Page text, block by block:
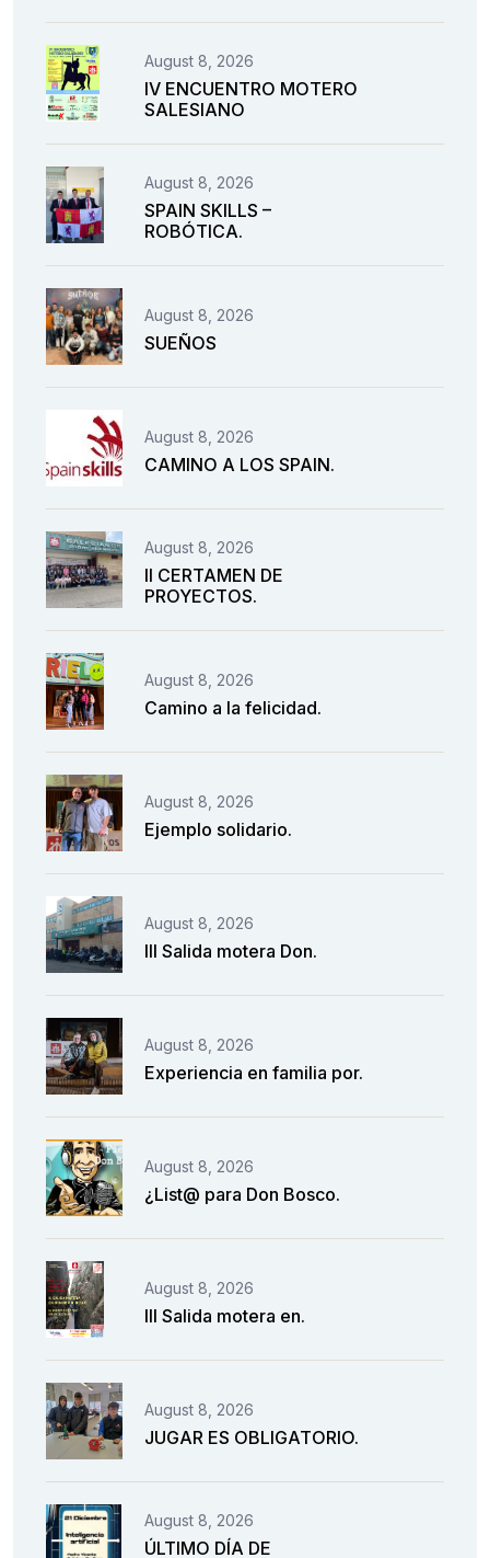
August 8, 2026
IV ENCUENTRO MOTERO
SALESIANO
August 8, 2026
SPAIN SKILLS –
ROBÓTICA.
August 8, 2026
SUEÑOS
August 8, 2026
CAMINO A LOS SPAIN.
August 8, 2026
II CERTAMEN DE
PROYECTOS.
August 8, 2026
Camino a la felicidad.
August 8, 2026
Ejemplo solidario.
August 8, 2026
III Salida motera Don.
August 8, 2026
Experiencia en familia por.
August 8, 2026
¿List@ para Don Bosco.
August 8, 2026
III Salida motera en.
August 8, 2026
JUGAR ES OBLIGATORIO.
August 8, 2026
ÚLTIMO DÍA DE